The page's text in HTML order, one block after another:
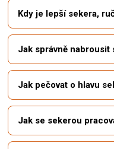
Kdy je lepší sekera,
Jak správně nabrousit
Jak pečovat o hlavu
Jak se sekerou